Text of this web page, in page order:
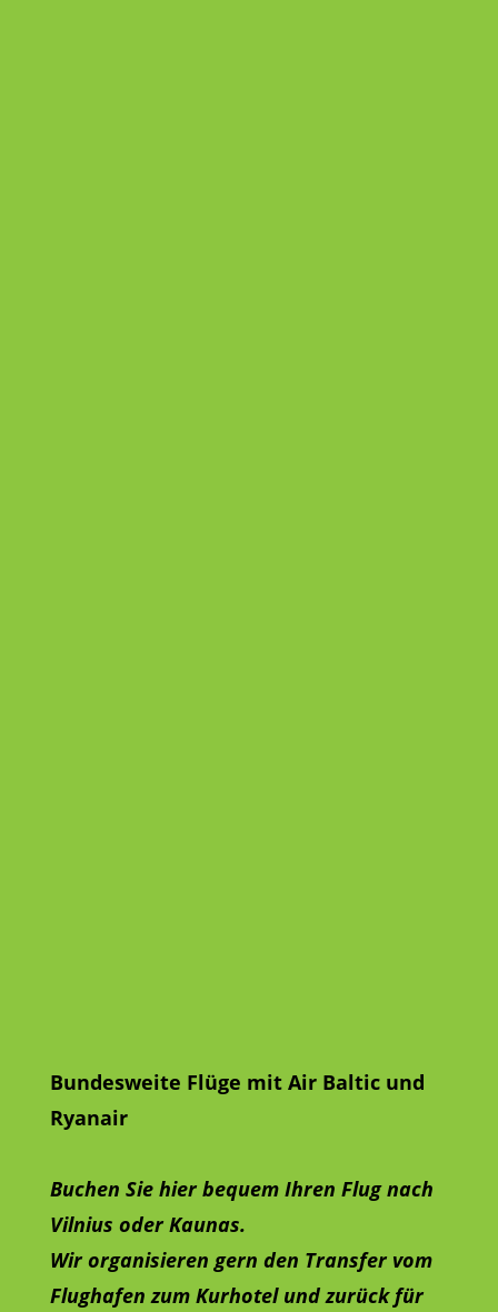
Bundesweite Flüge mit Air Baltic und
Ryanair
Buchen Sie hier bequem Ihren Flug nach
Vilnius oder Kaunas.
Wir organisieren gern den Transfer vom
Flughafen zum Kurhotel und zurück für